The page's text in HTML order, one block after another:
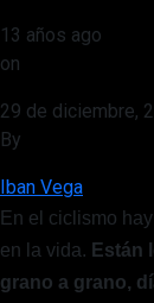
13 años ago
on
29 de diciembre,
By
Iban Vega
En el ciclismo
en la vida. Están
grano a grano,